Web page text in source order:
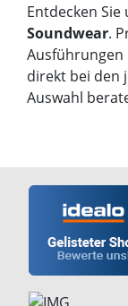
Entdecken
Soundwear.
Ausführungen
direkt bei den
Auswahl